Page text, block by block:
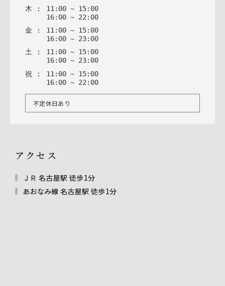
木 : 11 : 00 ~ 15: 00
16: 00 ~ 22 : 00
金 : 11: 00 ~ 15: 00
16: 00 ~ 23: 00
土 : 11: 00 ~ 15: 00
16: 00 ~ 23: 00
祝 : 11 : 00 ~ 15: 00
16: 00 ~ 22 : 00
不定休日あり
アクセス
ＪＲ 名古屋駅 徒歩1分
あおなみ線 名古屋駅 徒歩1分